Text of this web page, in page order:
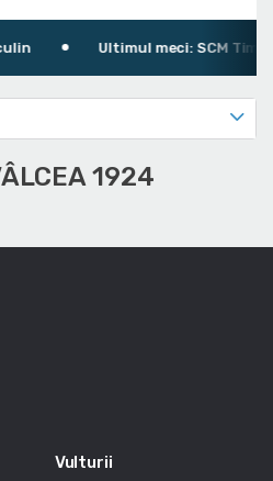
Ultimul meci: SCM
1924
Vulturii